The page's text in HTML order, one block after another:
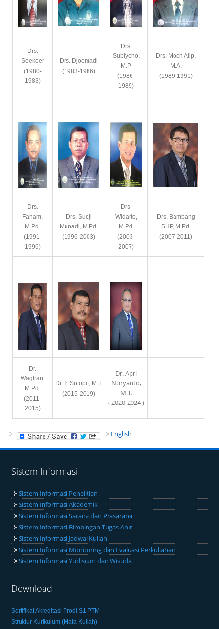
Drs.
Soekoer
(1980-
1983)
Drs. Djoemadi
(1983-1986)
Drs.
Subiyono,
M.P.
(1986-
1989)
Drs. Moch Alip,
M.A.
(1989-1991)
Drs.
Faham,
M.Pd.
(1991-
1996)
Drs. Sudji
Munadi, M.Pd.
(1996-2003)
Drs.
Widarto,
M.Pd.
(2003-
2007)
Drs. Bambang
SHP, M.Pd.
(2007-2011)
Dr.
Wagiran,
M.Pd.
(2011-
2015)
Dr. Ir. Sutopo, M.T.
(2015-2019)
Dr. Apri
Nuryanto,
M.T.
( 2020-2024 )
English
Sistem Informasi
Sistem Informasi Penelitian
Sistem Informasi Akademik
Sistem Informasi Sarana dan Prasarana
Sistem Informasi Bimbingan Tugas Ahir
Sistem Informasi Jadwal Kuliah
Sistem Informasi Monitoring dan Evaluasi Perkuliahan
Sistem Informasi Yudisium dan Wisuda
Download
Sertifikat Akreditasi Prodi S1 PTM
Struktur Kurikulum (Mata Kuliah)